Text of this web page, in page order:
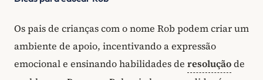
Os pais de crianças com o nome Rob podem criar um
ambiente de apoio, incentivando a expressão
emocional e ensinando habilidades de resoluçãode